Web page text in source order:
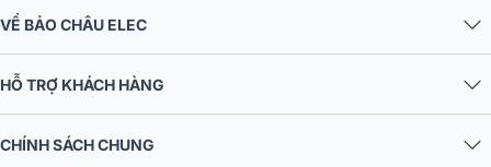
VỀ BẢO CHÂU ELEC
HỖ TRỢ KHÁCH HÀNG
CHÍNH SÁCH CHUNG